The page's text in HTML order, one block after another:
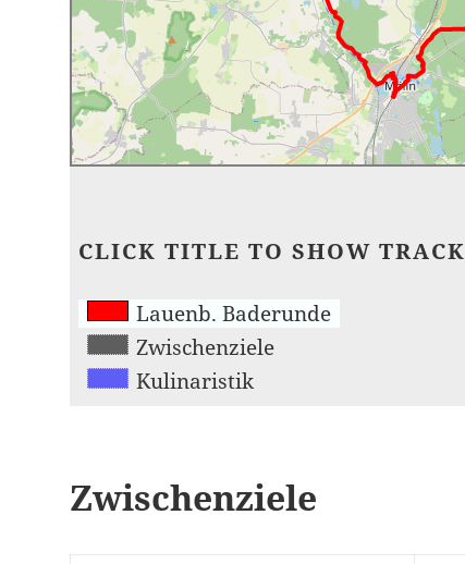
CLICK TITLE TO SHOW TRACK
Lauenb. Baderunde
Zwischenziele
Kulinaristik
Zwischenziele